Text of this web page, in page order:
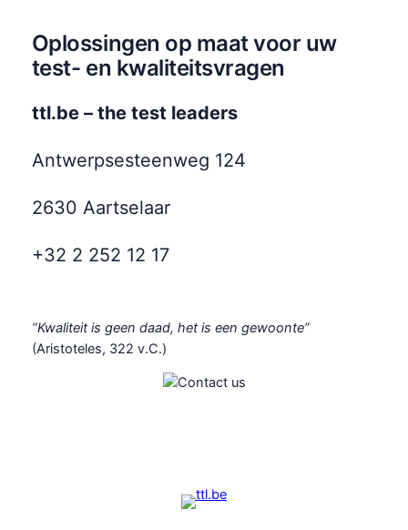
p
N
a
m
Oplossingen op maat voor uw
test- en kwaliteitsvragen
ttl.be – the test leaders
Antwerpsesteenweg 124
2630 Aartselaar
+32 2 252 12 17
“Kwaliteit is geen daad, het is een gewoonte”
(Aristoteles, 322 v.C.)